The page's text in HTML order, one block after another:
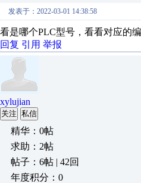
发表于：2022-03-01 14:38:58
看是哪个PLC型号，看看对应的
回复 引用 举报
xylujian
关注 私信
精华：0帖
求助：2帖
帖子：6帖 | 42回
年度积分：0